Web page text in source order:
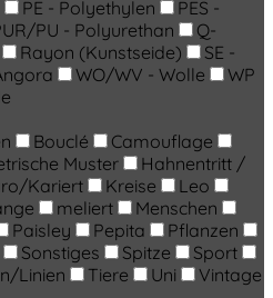
PE - Polyethylen
PES -
PU - Polyurethan
Q-
Rayon (Kunstseide)
SE -
WO/WV - Wolle
WP
Bouclé
Camouflage
Muster
Hahnentritt /
Kariert Kreise
Leo
meliert
Menschen
Paisley Pepita
Pflanzen
Sonstiges Spitze
Sport
Linien Tiere Uni
Vintage